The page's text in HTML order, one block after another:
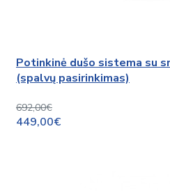
Potinkinė dušo sistema su
(spalvų pasirinkimas)
692,00€
449,00€